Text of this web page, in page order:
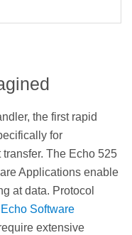
the first rapid
for
The Echo 525
Applications enable
at data. Protocol
Echo Software
extensive